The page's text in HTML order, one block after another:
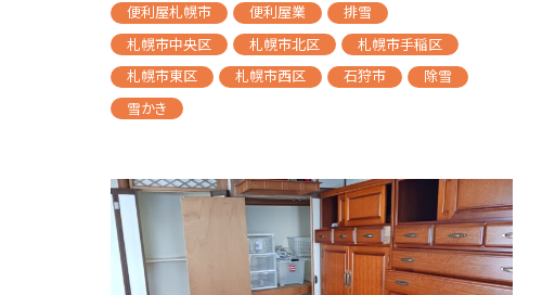
便利屋札幌市
便利屋業
排雪
札幌市中央区
札幌市北区
札幌市手稲区
札幌市東区
札幌市西区 石狩市
除雪
雪かき